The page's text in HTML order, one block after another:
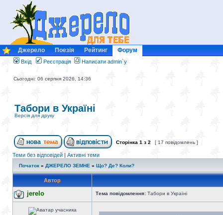
Джерело Поезія Рейтинг Форум
Вхід Реєстрація Написати admin`у
Сьогодні: 06 серпня 2026, 14:36
Табори в Україні
Версія для друку
Сторінка 1 з 2 [ 17 повідомлень ]
Теми без відповідей | Активні теми
Початок » ДЖЕРЕЛО ЗЕМНЕ » Що? Де? Коли?
Автор
jerelo Тема повідомлення: Табори в Україні